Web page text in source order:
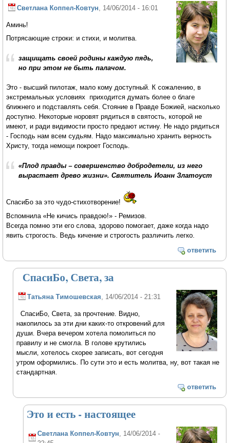
Светлана Коппел-Ковтун , 14/06/2014 - 16:01
Аминь!
Потрясающие строки: и стихи, и молитва.
защищать своей родины каждую пядь,
но при этом не быть палачом.
Это - высший пилотаж, мало кому доступный. К сожалению, в
экстремальных условиях приходится думать более о благе
ближнего и подставлять себя. Стояние в Правде Божией, насколько
доступно. Некоторые норовят рядиться в святость, которой не
имеют, и ради видимости просто предают истину. Не надо рядиться
- Господь нам всем судьям. Надо максимально хранить верность
Христу, тогда немощи покроет Господь.
«Плод правды – совершенство добродетели, из него
вырастает древо жизни». Святитель Иоанн Златоуст
СпасиБо за это чудо-стихотворение!
Вспомнила «Не кичись правдою!» - Ремизов.
Всегда помню эти его слова, здорово помогает, даже когда надо
явить строгость. Ведь кичение и строгость различить легко.
ответить
СпасиБо, Света, за
Татьяна Тимошевская, 14/06/2014 - 21:31
СпасиБо, Света, за прочтение. Видно,
накопилось за эти дни каких-то откровений для
души. Вчера вечером хотела помолиться по
правилу и не смогла. В голове крутились
мысли, хотелось скорее записать, вот сегодня
утром оформились. По сути это и есть молитва, ну, вот такая не
стандартная.
ответить
Это и есть - настоящее
Светлана Коппел-Ковтун , 14/06/2014 -